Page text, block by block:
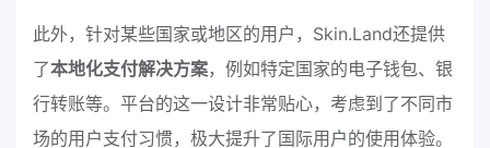
此外，针对某些国家或地区的用户，Skin.Land还提供
了本地化支付解决方案，例如特定国家的电子钱包、银
行转账等。平台的这一设计非常贴心，考虑到了不同市
场的用户支付习惯，极大提升了国际用户的使用体验。